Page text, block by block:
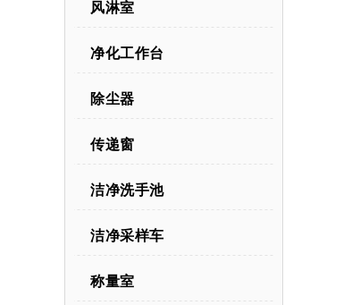
风淋室
净化工作台
除尘器
传递窗
洁净洗手池
洁净采样车
称量室